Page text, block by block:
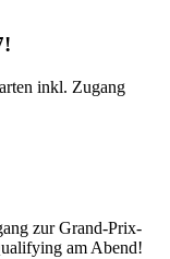
inkl. Zugang
zur Grand-Prix-
am Abend!